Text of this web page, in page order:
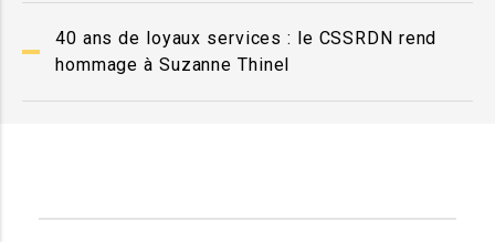
40 ans de loyaux services : le CSSRDN rend
hommage à Suzanne Thinel